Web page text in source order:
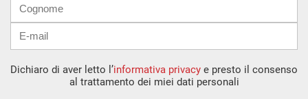
Dichiaro di aver letto l’informativa privacy e presto il consenso
al trattamento dei miei dati personali